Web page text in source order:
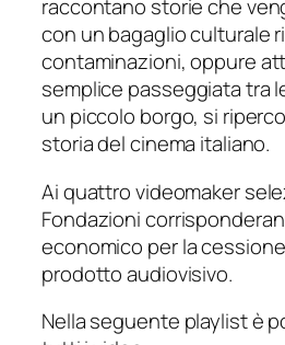
raccontano storie che
con un bagaglio culturale
contaminazioni, oppure
semplice passeggiata tra
un piccolo borgo, si
storia del cinema italiano.
Ai quattro videomaker
Fondazioni
economico per la
prodotto audiovisivo.
Nella seguente playlist è